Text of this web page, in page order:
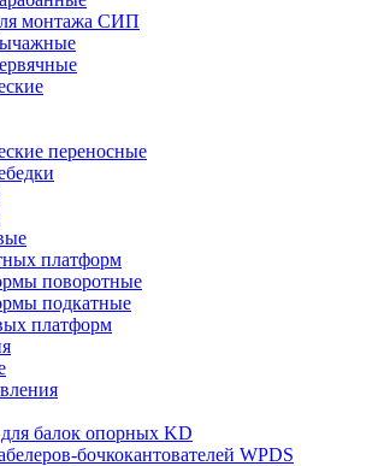
монтажа СИП
переносные
платформ
поворотные
подкатные
платформ
балок опорных KD
бочкокантователей WPDS